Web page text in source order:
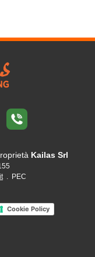
Kailas Srl
. PEC
Cookie Policy